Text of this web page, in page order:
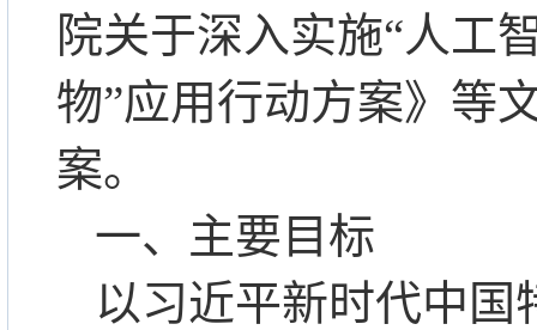
院关于深入实施“人工
物”应用行动方案》等
案。
一、主要目标
以习近平新时代中